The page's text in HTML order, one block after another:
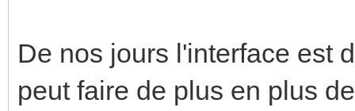
De nos jours l'interface est
peut faire de plus en plus